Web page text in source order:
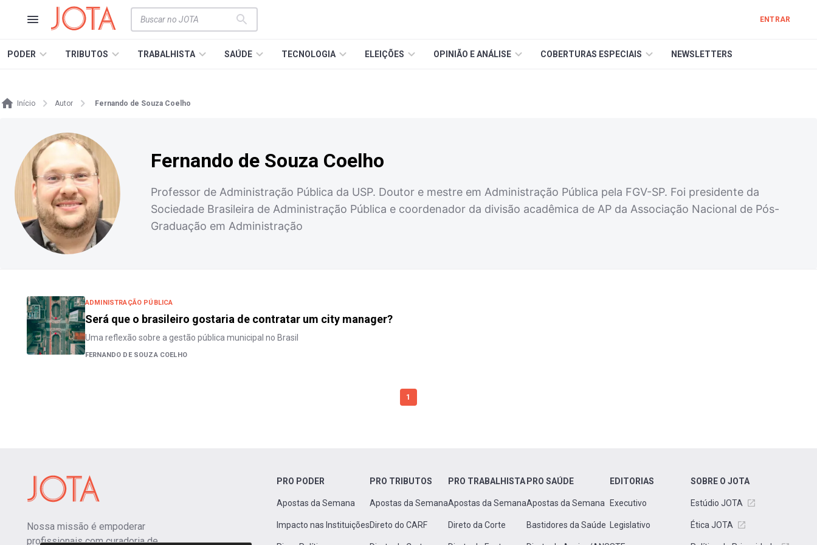
ENTRAR
PODER TRIBUTOS TRABALHISTA SAÚDE TECNOLOGIA ELEIÇÕES OPINIÃO E ANÁLISE COBERTURAS ESPECIAIS NEWSLETTERS
Início Autor Fernando de Souza Coelho
Fernando de Souza Coelho
Professor de Administração Pública da USP. Doutor e mestre em Administração Pública pela FGV-SP. Foi presidente da
Sociedade Brasileira de Administração Pública e coordenador da divisão acadêmica de AP da Associação Nacional de Pós-
Graduação em Administração
ADMINISTRAÇÃO PÚBLICA
Será que o brasileiro gostaria de contratar um city manager?
Uma reflexão sobre a gestão pública municipal no Brasil
FERNANDO DE SOUZA COELHO
1
Nossa missão é empoderar
profissionais com curadoria de
PRO PODER
Apostas da Semana
Impacto nas Instituições
PRO TRIBUTOS
Apostas da Semana
Direto do CARF
PRO TRABALHISTA
Apostas da Semana
Direto da Corte
PRO SAÚDE
Apostas da Semana
Bastidores da Saúde
EDITORIAS
Executivo
Legislativo
SOBRE O JOTA
Estúdio JOTA
Ética JOTA